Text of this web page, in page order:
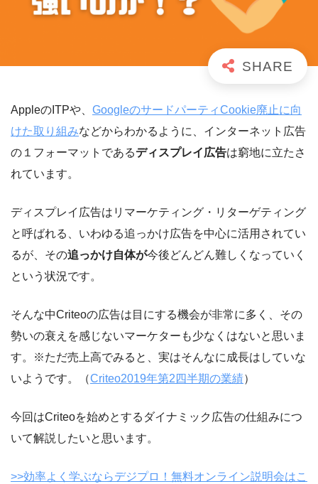
AppleのITPや、 GoogleのサードパーティCookie廃止に向
けた取り組みなどからわかるように、インターネット広告
の１フォーマットであるディスプレイ広告は窮地に立たさ
れています。
ディスプレイ広告はリマーケティング・リターゲティング
と呼ばれる、いわゆる追っかけ広告を中心に活用されてい
るが、その追っかけ自体が今後どんどん難しくなっていく
という状況です。
そんな中Criteoの広告は目にする機会が非常に多く、その
勢いの衰えを感じないマーケターも少なくはないと思いま
す。※ただ売上高でみると、実はそんなに成長はしていな
いようです。（Criteo2019年第2四半期の業績）
今回はCriteoを始めとするダイナミック広告の仕組みにつ
いて解説したいと思います。
>>効率よく学ぶならデジプロ！無料オンライン説明会はこ